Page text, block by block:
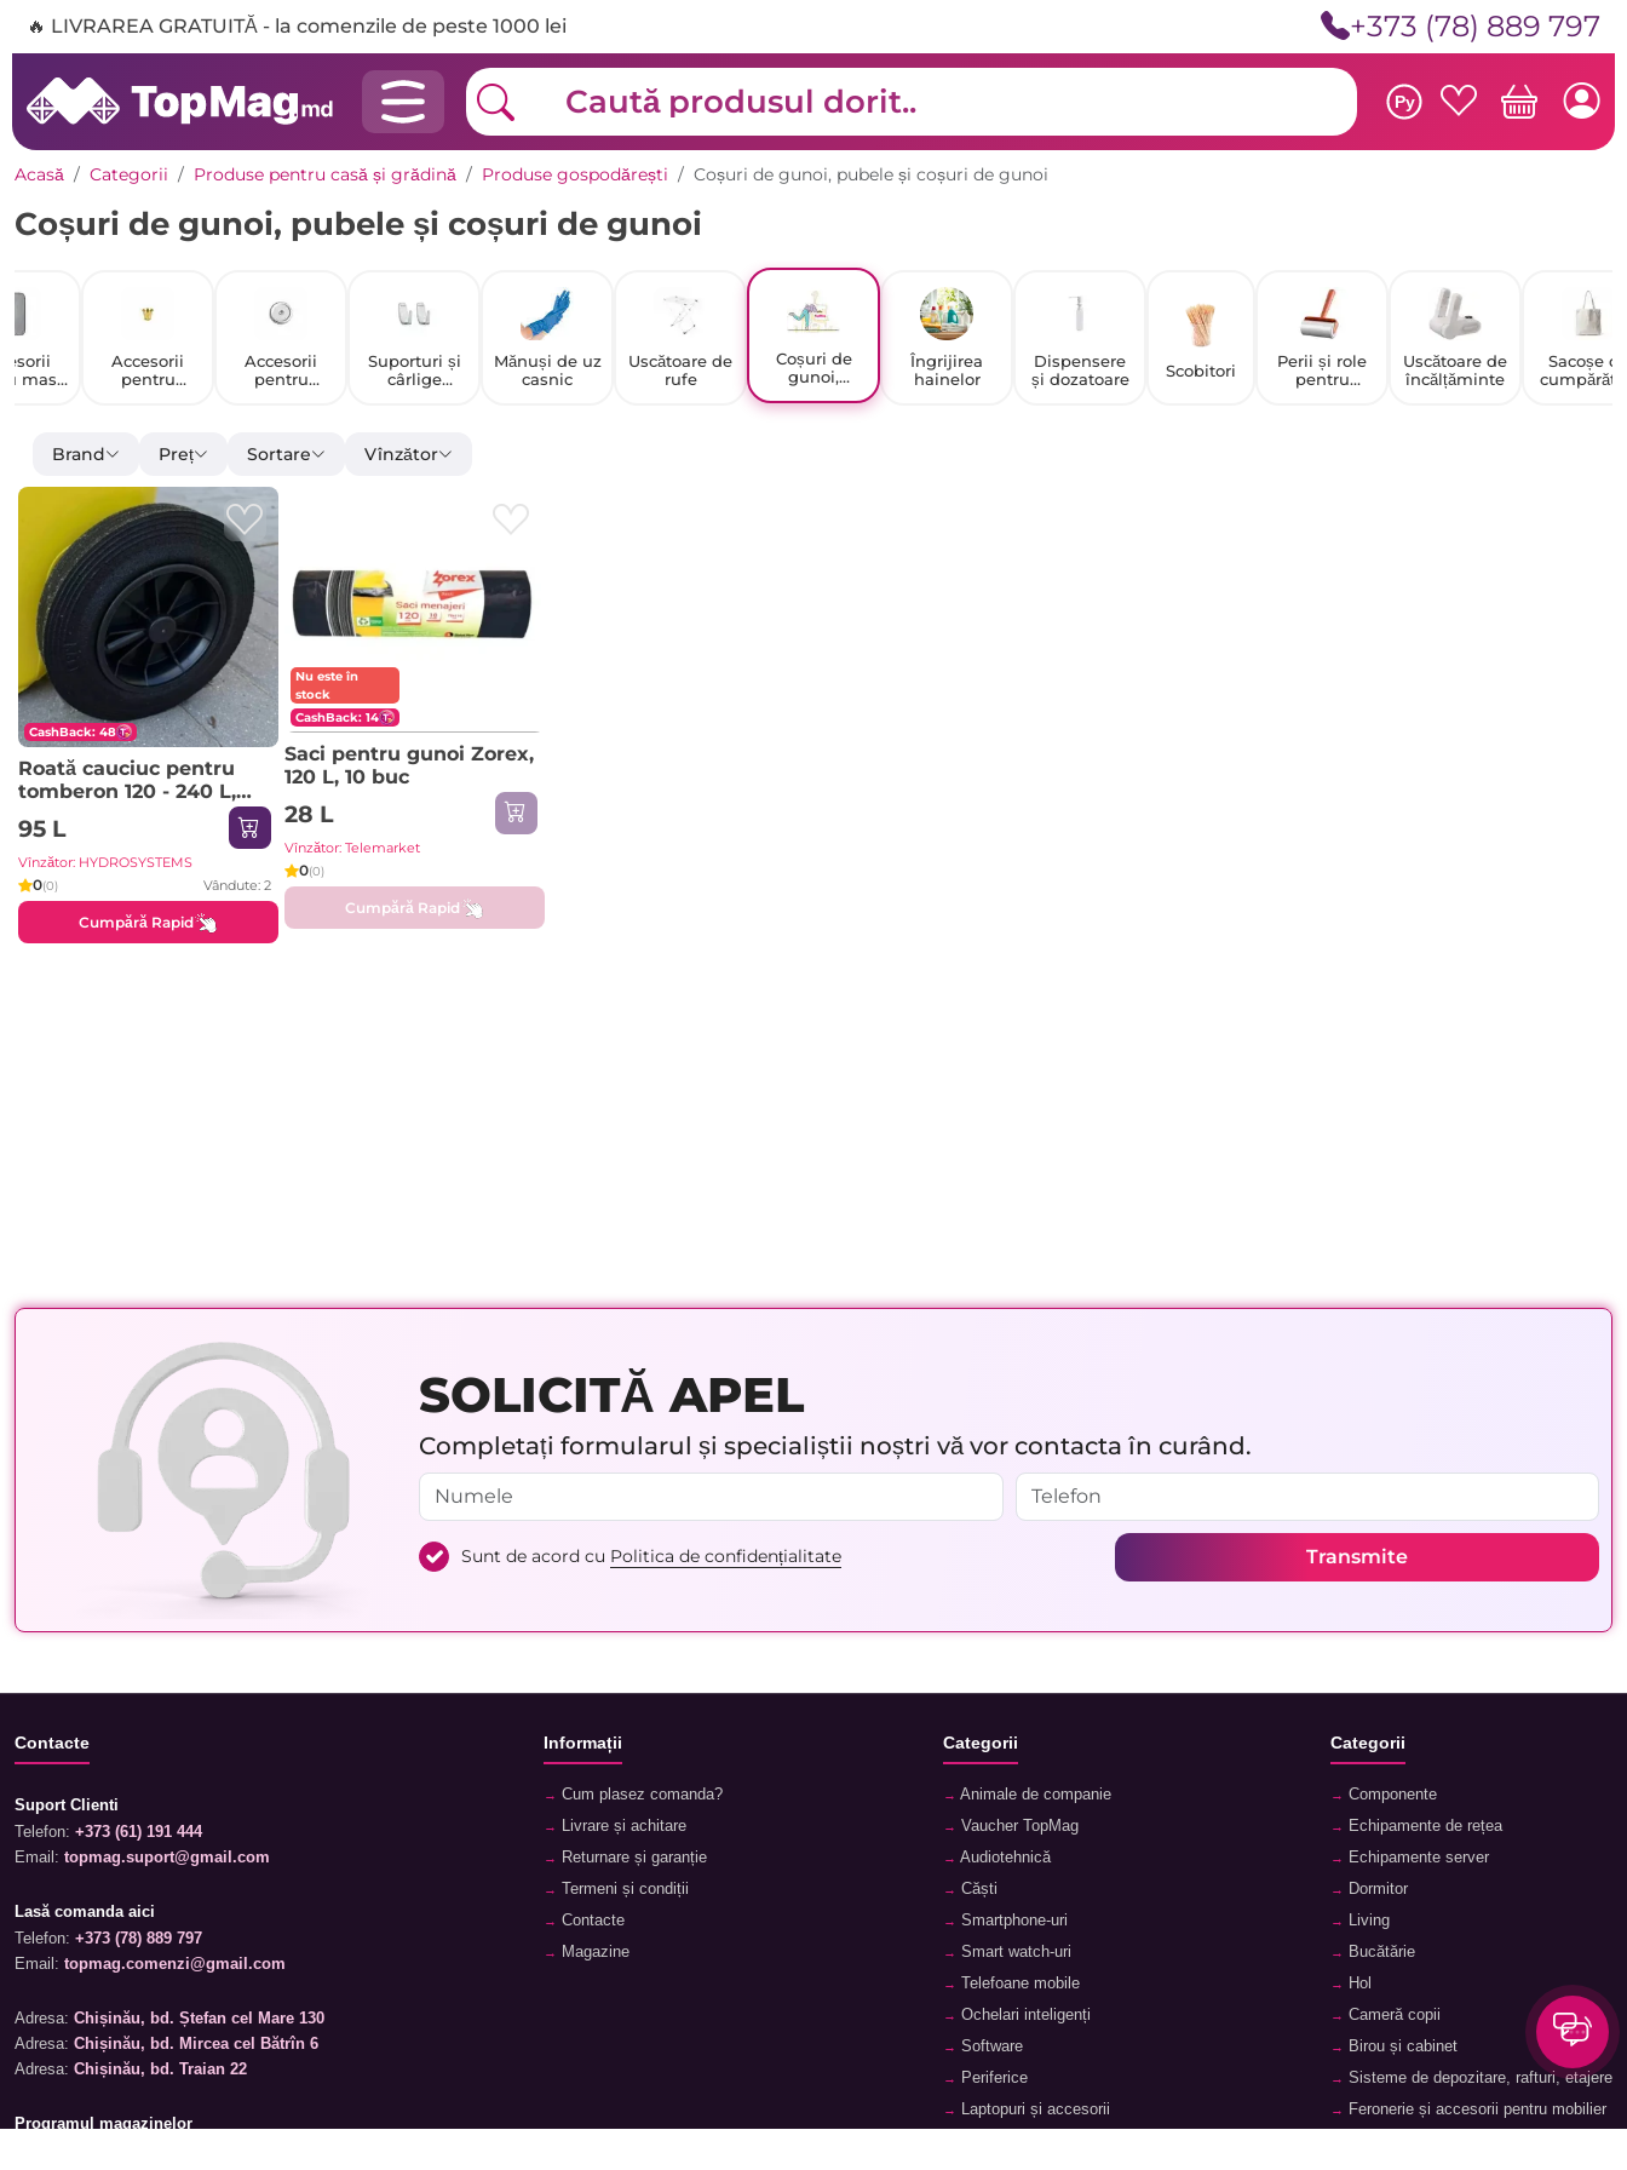
🔥 LIVRAREA GRATUITĂ - la comenzile de peste 1000 lei +373 (78) 889 797
Ру
Acasă Categorii Produse pentru casă și grădină Produse gospodărești Coșuri de gunoi, pubele și coșuri de gunoi
Coșuri de gunoi, pubele și coșuri de gunoi
masa
Accesorii
pentru
Accesorii
pentru
Suporturi și
cârlige
Mănuși de uz
casnic
Uscătoare de
rufe
Coșuri de
gunoi,
coșuri de
Îngrijirea
hainelor
Dispensere
și dozatoare
Scobitori
Perii și role
pentru
Uscătoare de
încălțăminte
Sacoșe
Brand Preț Sortare Vînzător
CashBack: 48
Roată cauciuc pentru
tomberon 120 - 240 L,
Germania
95 L
Vînzător: HYDROSYSTEMS
0(0) Vândute: 2
Cumpără Rapid
Nu este în
stock
CashBack: 14
Saci pentru gunoi Zorex,
120 L, 10 buc
28 L
Vînzător: Telemarket
0(0)
Cumpără Rapid
SOLICITĂ APEL
Completați formularul și specialiștii noștri vă vor contacta în curând.
Sunt de acord cu Politica de confidențialitate Transmite
Contacte
Suport Clienti
Telefon: +373 (61) 191 444
Email: topmag.suport@gmail.com
Lasă comanda aici
Telefon: +373 (78) 889 797
Email: topmag.comenzi@gmail.com
Adresa: Chișinău, bd. Ștefan cel Mare 130
Adresa: Chișinău, bd. Mircea cel Bătrîn 6
Adresa: Chișinău, bd. Traian 22
Programul magazinelor
Informații
Cum plasez comanda?
Livrare și achitare
Returnare și garanție
Termeni și condiții
Contacte
Magazine
Categorii
Animale de companie
Vaucher TopMag
Audiotehnică
Căști
Smartphone-uri
Smart watch-uri
Telefoane mobile
Ochelari inteligenți
Software
Periferice
Laptopuri și accesorii
Categorii
Componente
Echipamente de rețea
Echipamente server
Dormitor
Living
Bucătărie
Hol
Cameră copii
Birou și cabinet
Sisteme de depozitare, rafturi, etajere
Feronerie și accesorii pentru mobilier